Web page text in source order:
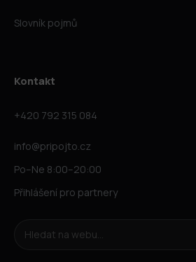
Slovník pojmů
Kontakt
+420 792 315 084
info@pripojto.cz
Po–Ne 8:00–20:00
Přihlášení pro partnery
Hledat na webu